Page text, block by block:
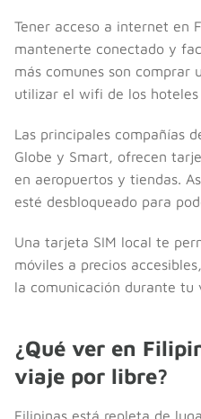
Tener acceso a internet en
mantenerte conectado y
más comunes son comprar
utilizar el wifi de los
Las principales compañías
Globe y Smart, ofrecen
en aeropuertos y tiendas.
esté desbloqueado para
Una tarjeta SIM local te
móviles a precios
la comunicación durante tu
¿Qué ver en
viaje por libre?
Filipinas está repleta de